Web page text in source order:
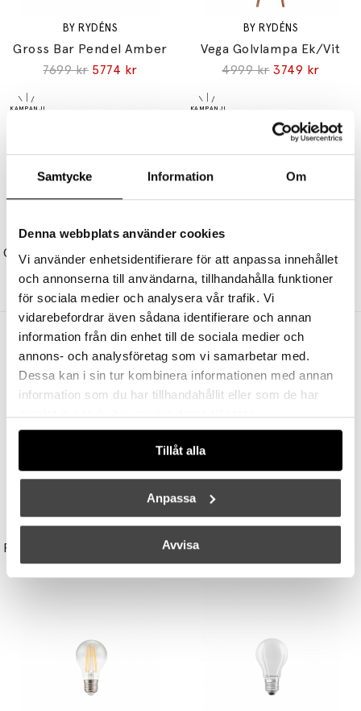
Samtycke Information Om
Denna webbplats använder cookies
Vi använder enhetsidentifierare för att anpassa innehållet
och annonserna till användarna, tillhandahålla funktioner
för sociala medier och analysera vår trafik. Vi
vidarebefordrar även sådana identifierare och annan
information från din enhet till de sociala medier och
annons- och analysföretag som vi samarbetar med.
Dessa kan i sin tur kombinera informationen med annan
information som du har tillhandahållit eller som de har
samlat in när du har använt deras tjänster.
Tillåt alla
Anpassa
Avvisa
BY RYDÉNS
Gross Bar Pendel Amber
7699 kr 5774 kr
BY RYDÉNS
Vega Golvlampa Ek/Vit
4999 kr 3749 kr
BY RYDÉNS
Correct Vägglampa Mattsvart
499 kr 374 kr
1295 kr 971 kr
Andra köpte även
UNISON
Reflektor MR11 28W (=35W) GU10
149 kr
STUDIO EERO AARNIO
3395 kr 3056 kr